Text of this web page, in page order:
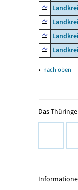
▴ nach oben
Das